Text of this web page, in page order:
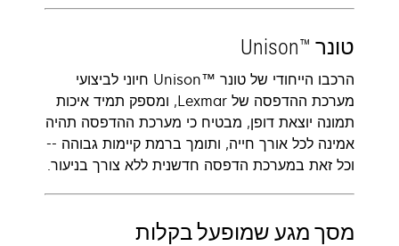
טונר Unison™‎
הרכבו הייחודי של טונר Unison™‎ חיוני לביצועי
מערכת ההדפסה של Lexmar, ומספק תמיד איכות
תמונה יוצאת דופן, מבטיח כי מערכת ההדפסה תהיה
אמינה לכל אורך חייה, ותומך ברמת קיימות גבוהה --
וכל זאת במערכת הדפסה חדשנית ללא צורך בניעור.
מסך מגע שמופעל בקלות